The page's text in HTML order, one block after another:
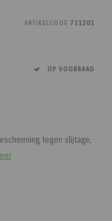
ARTIKELCODE 711201
OP VOORRAAD
tegen slijtage,